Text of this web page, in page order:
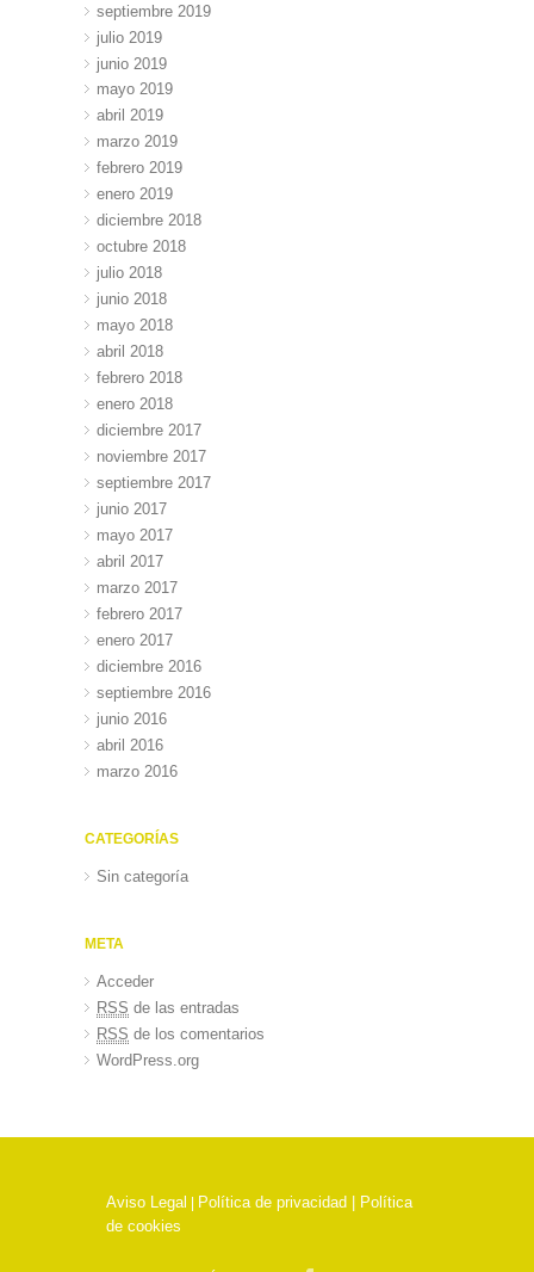
septiembre 2019
julio 2019
junio 2019
mayo 2019
abril 2019
marzo 2019
febrero 2019
enero 2019
diciembre 2018
octubre 2018
julio 2018
junio 2018
mayo 2018
abril 2018
febrero 2018
enero 2018
diciembre 2017
noviembre 2017
septiembre 2017
junio 2017
mayo 2017
abril 2017
marzo 2017
febrero 2017
enero 2017
diciembre 2016
septiembre 2016
junio 2016
abril 2016
marzo 2016
CATEGORÍAS
Sin categoría
META
Acceder
RSS de las entradas
RSS de los comentarios
WordPress.org
Aviso Legal | Política de privacidad | Política
de cookies